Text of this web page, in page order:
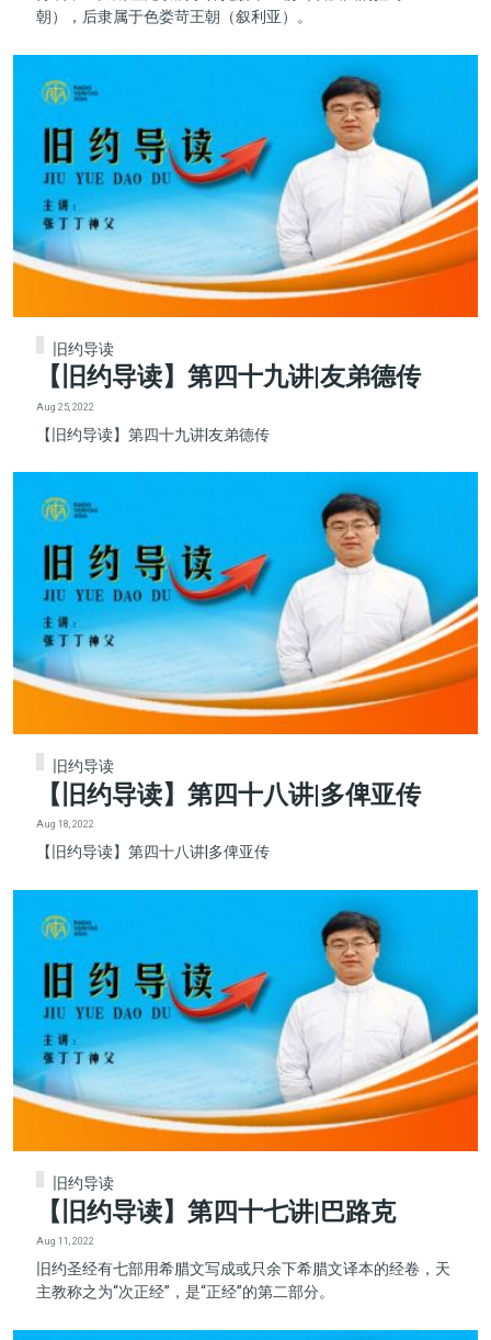
朝），后隶属于色娄苛王朝（叙利亚）。
旧约导读
【旧约导读】第四十九讲|友弟德传
Aug 25, 2022
【旧约导读】第四十九讲|友弟德传
旧约导读
【旧约导读】第四十八讲|多俾亚传
Aug 18, 2022
【旧约导读】第四十八讲|多俾亚传
旧约导读
【旧约导读】第四十七讲|巴路克
Aug 11, 2022
旧约圣经有七部用希腊文写成或只余下希腊文译本的经卷，天
主教称之为“次正经”，是“正经”的第二部分。